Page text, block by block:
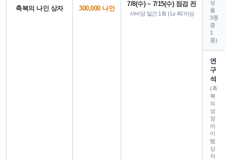
축복의 나인 상자 300,000 나인
7/8(수) ~ 7/15(수) 점검 전
서버당 일간 1회 | Lv 40 이상
성
품
3종
중
1
종)
연
구
석
(축
복
의
성
장
아
이
템
상
자